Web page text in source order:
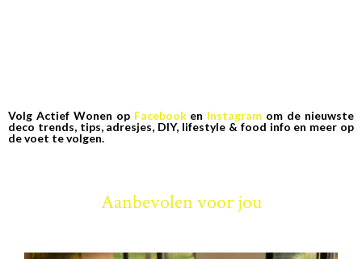
Volg Actief Wonen op Facebooken Instagram om de nieuwste
deco trends, tips, adresjes, DIY, lifestyle & food info en meer op
de voet te volgen.
Aanbevolen voor jou